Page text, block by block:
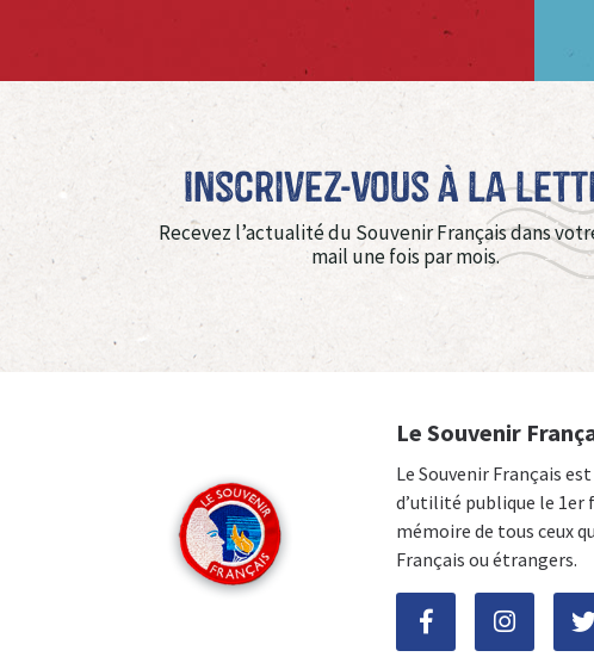
Inscrivez-vous à La
Recevez l’actualité du Souvenir Français dans
mail une fois par mois.
Le Souvenir
Le Souvenir Français
d’utilité publique le 1er
mémoire de tous ceux
Français ou étrangers.